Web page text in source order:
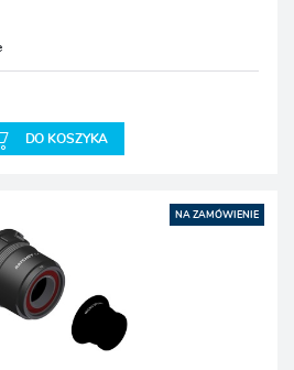
DO KOSZYKA
NA ZAMÓWIENIE